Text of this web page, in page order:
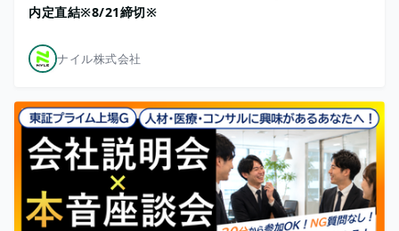
内定直結※8/21締切※
ナイル株式会社